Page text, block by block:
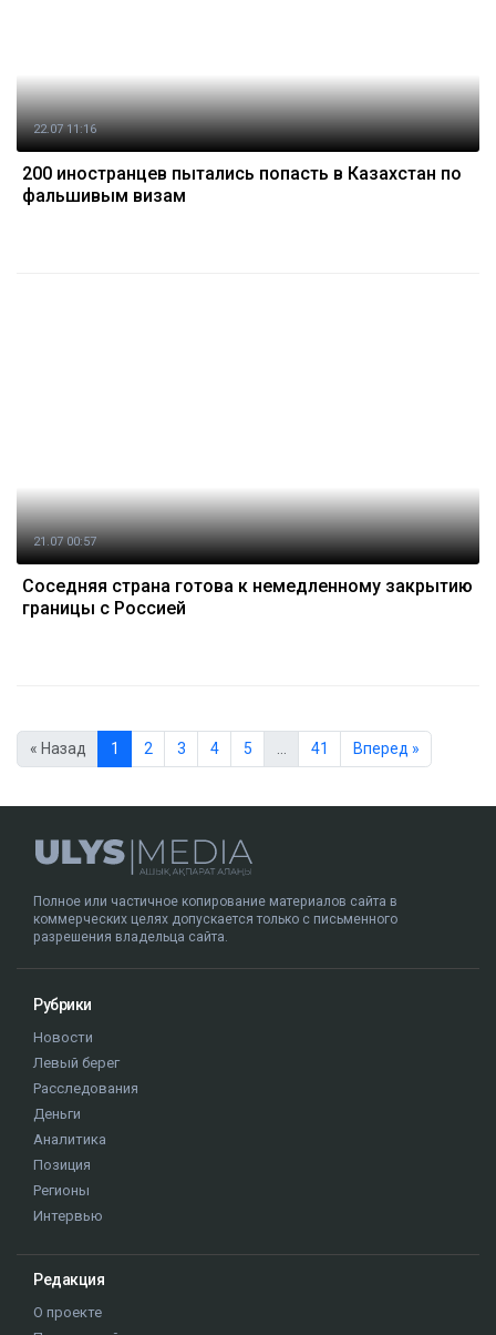
22.07 11:16
200 иностранцев пытались попасть в Казахстан по
фальшивым визам
21.07 00:57
Соседняя страна готова к немедленному закрытию
границы с Россией
« Назад 1 2 3 4 5 … 41 Вперед »
Полное или частичное копирование материалов сайта в
коммерческих целях допускается только с письменного
разрешения владельца сайта.
Рубрики
Новости
Левый берег
Расследования
Деньги
Аналитика
Позиция
Регионы
Интервью
Редакция
О проекте